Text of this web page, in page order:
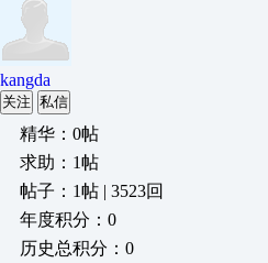
kangda
关注 私信
精华：0帖
求助：1帖
帖子：1帖 | 3523回
年度积分：0
历史总积分：0